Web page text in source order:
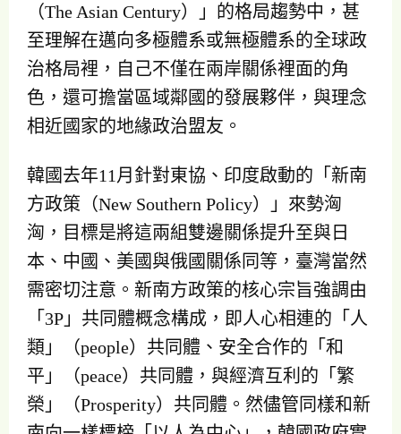
（The Asian Century）」的格局趨勢中，甚
至理解在邁向多極體系或無極體系的全球政
治格局裡，自己不僅在兩岸關係裡面的角
色，還可擔當區域鄰國的發展夥伴，與理念
相近國家的地緣政治盟友。
韓國去年11月針對東協、印度啟動的「新南
方政策（New Southern Policy）」來勢洶
洶，目標是將這兩組雙邊關係提升至與日
本、中國、美國與俄國關係同等，臺灣當然
需密切注意。新南方政策的核心宗旨強調由
「3P」共同體概念構成，即人心相連的「人
類」（people）共同體、安全合作的「和
平」（peace）共同體，與經濟互利的「繁
榮」（Prosperity）共同體。然儘管同樣和新